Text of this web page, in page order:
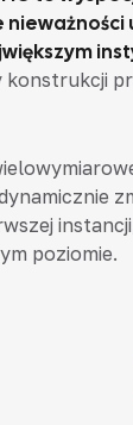
konstrukcji
poziomie.